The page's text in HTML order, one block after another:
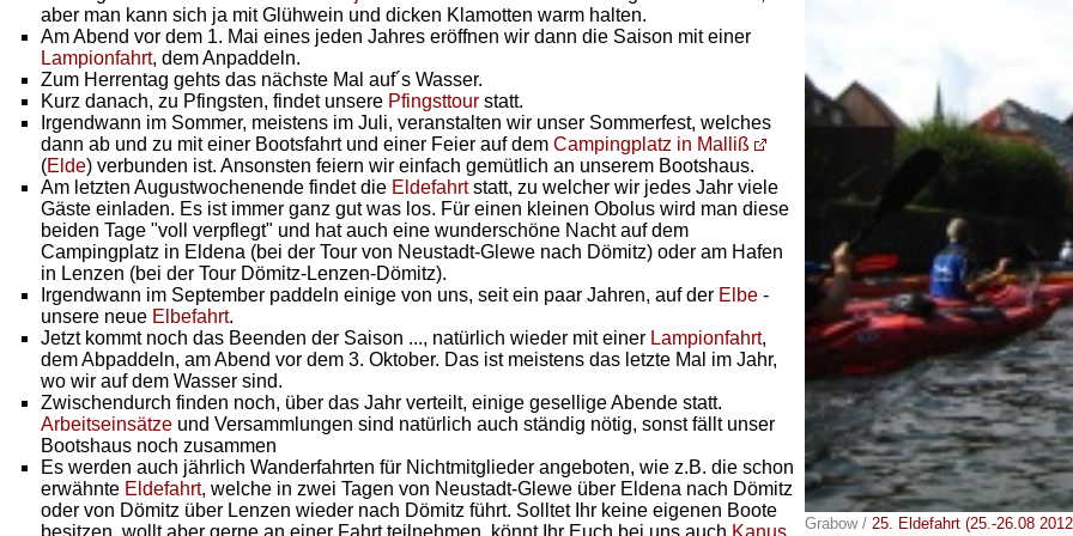
Grabow / 25. Eldefahrt (25.-26.08
aber man kann sich ja mit Glühwein und dicken Klamotten warm halten.
Am Abend vor dem 1. Mai eines jeden Jahres eröffnen wir dann die Saison mit einer
Lampionfahrt, dem Anpaddeln.
Zum Herrentag gehts das nächste Mal auf´s Wasser.
Kurz danach, zu Pfingsten, findet unsere Pfingsttour statt.
Irgendwann im Sommer, meistens im Juli, veranstalten wir unser Sommerfest, welches
dann ab und zu mit einer Bootsfahrt und einer Feier auf dem Campingplatz in Malliß
(Elde) verbunden ist. Ansonsten feiern wir einfach gemütlich an unserem Bootshaus.
Am letzten Augustwochenende findet die Eldefahrtstatt, zu welcher wir jedes Jahr viele
Gäste einladen. Es ist immer ganz gut was los. Für einen kleinen Obolus wird man diese
beiden Tage "voll verpflegt" und hat auch eine wunderschöne Nacht auf dem
Campingplatz in Eldena (bei der Tour von Neustadt-Glewe nach Dömitz) oder am Hafen
in Lenzen (bei der Tour Dömitz-Lenzen-Dömitz).
Irgendwann im September paddeln einige von uns, seit ein paar Jahren, auf der Elbe -
unsere neue Elbefahrt.
Jetzt kommt noch das Beenden der Saison ..., natürlich wieder mit einer Lampionfahrt,
dem Abpaddeln, am Abend vor dem 3. Oktober. Das ist meistens das letzte Mal im Jahr,
wo wir auf dem Wasser sind.
Zwischendurch finden noch, über das Jahr verteilt, einige gesellige Abende statt.
Arbeitseinsätze und Versammlungen sind natürlich auch ständig nötig, sonst fällt unser
Bootshaus noch zusammen
Es werden auch jährlich Wanderfahrten für Nichtmitglieder angeboten, wie z.B. die schon
erwähnte Eldefahrt, welche in zwei Tagen von Neustadt-Glewe über Eldena nach Dömitz
oder von Dömitz über Lenzen wieder nach Dömitz führt. Solltet Ihr keine eigenen Boote
besitzen, wollt aber gerne an einer Fahrt teilnehmen, könnt Ihr Euch bei uns auch Kanus